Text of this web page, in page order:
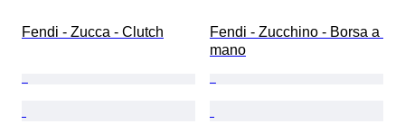
Fendi - Zucca - Clutch
Fendi - Zucchino - Borsa a
mano